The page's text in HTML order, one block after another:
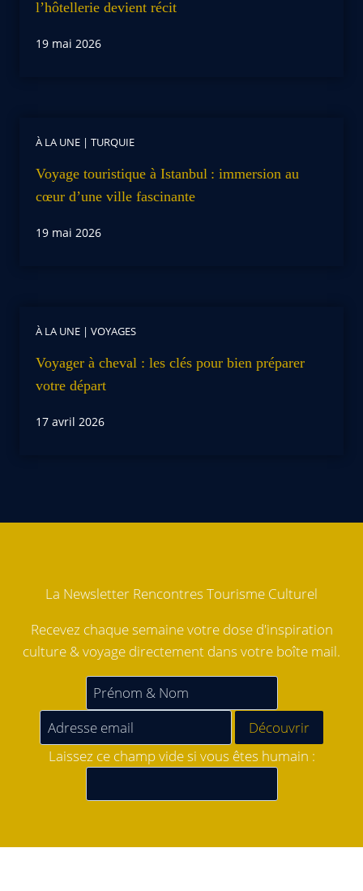
l’hôtellerie devient récit
19 mai 2026
À LA UNE | TURQUIE
Voyage touristique à Istanbul : immersion au
cœur d’une ville fascinante
19 mai 2026
À LA UNE | VOYAGES
Voyager à cheval : les clés pour bien préparer
votre départ
17 avril 2026
La Newsletter Rencontres Tourisme Culturel
Recevez chaque semaine votre dose d'inspiration
culture & voyage directement dans votre boîte mail.
Laissez ce champ vide si vous êtes humain :